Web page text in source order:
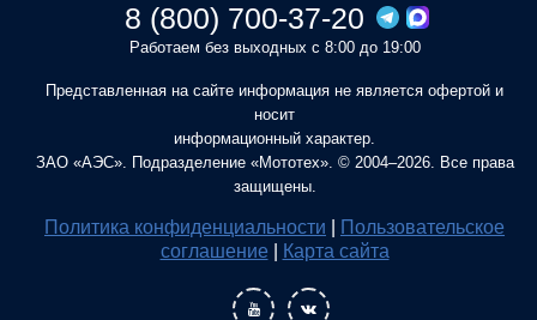
8 (800) 700-37-20
Работаем без выходных с 8:00 до 19:00
Представленная на сайте информация не является офертой и
носит
информационный характер.
ЗАО «АЭС». Подразделение «Мототех». © 2004–2026. Все права
защищены.
Политика конфиденциальности
Пользовательское
соглашение
Карта сайта